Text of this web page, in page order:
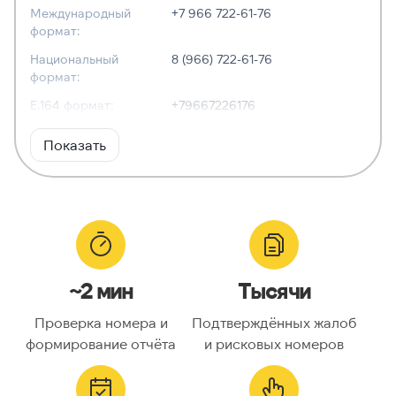
Международный
формат:
+7 966 722-61-76
Национальный
формат:
8 (966) 722-61-76
E.164 формат:
+79667226176
RFC3966
формат:
Тип номера:
Оператор связи:
Национальный
9667226176
Код страны:
ГЕОЛОКАЦИЯ
Показать
~2 мин
Проверка номера и
формирование отчёта
Тысячи
Подтверждённых жалоб
и рисковых номеров